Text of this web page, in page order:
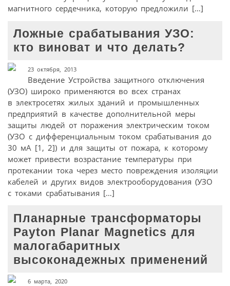
магнитного сердечника, которую предложили […]
Ложные срабатывания УЗО:
кто виноват и что делать?
23 октября, 2013
Введение Устройства защитного отключения
(УЗО) широко применяются во всех странах
в электросетях жилых зданий и промышленных
предприятий в качестве дополнительной меры
защиты людей от поражения электрическим током
(УЗО с дифференциальным током срабатывания до
30 мА [1, 2]) и для защиты от пожара, к которому
может привести возрастание температуры при
протекании тока через место повреждения изоляции
кабелей и других видов электрооборудования (УЗО
с токами срабатывания […]
Планарные трансформаторы
Payton Planar Magnetics для
малогабаритных
высоконадежных применений
6 марта, 2020